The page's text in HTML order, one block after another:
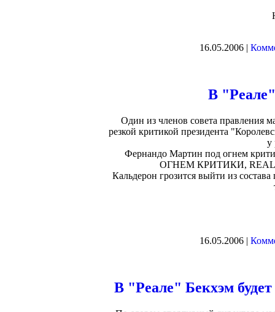
16.05.2006 |
В
Один из членов совета правления
резкой критикой президента
у
Фернандо Мартин под огнем
ОГНЕМ КРИТИКИ,
Кальдерон грозится выйти из
16.05.2006 |
В "Реале" Бекхэм